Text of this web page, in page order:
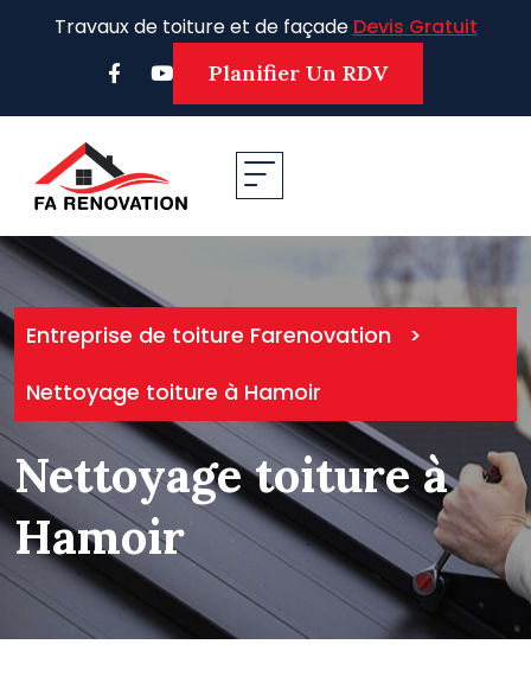
Travaux de toiture et de façade Devis Gratuit
Planifier Un RDV
Entreprise de toiture Farenovation
>
Nettoyage toiture à Hamoir
Nettoyage toiture à
Hamoir